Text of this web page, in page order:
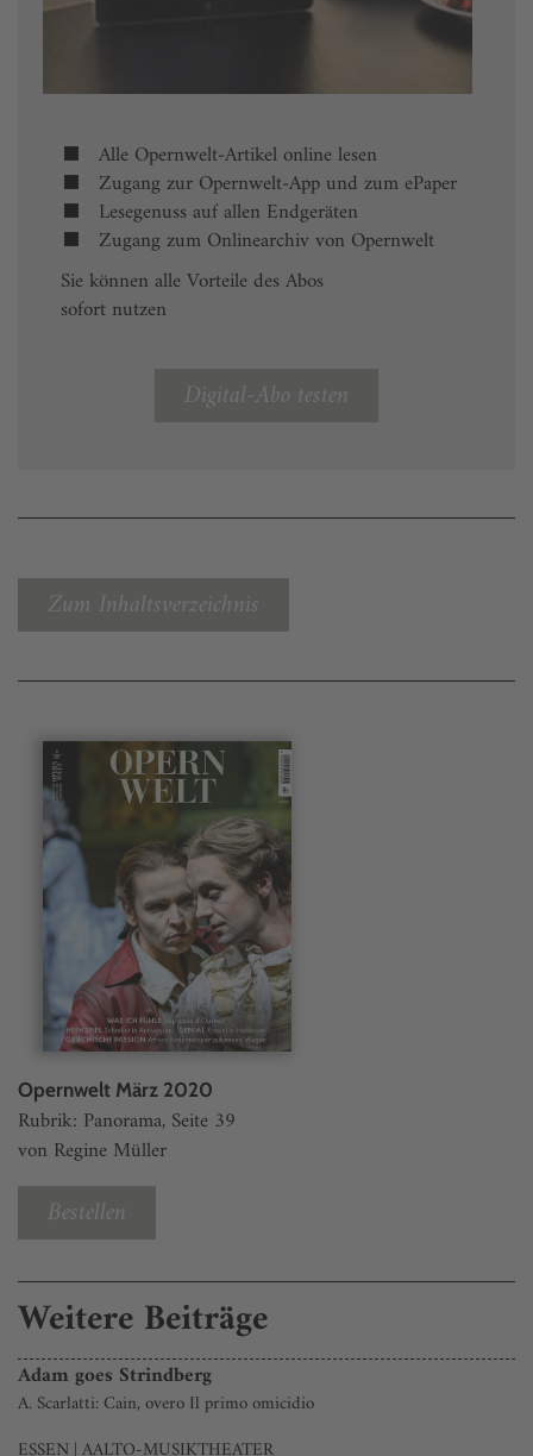
Alle Opernwelt-Artikel online lesen
Zugang zur Opernwelt-App und zum ePaper
Lesegenuss auf allen Endgeräten
Zugang zum Onlinearchiv von Opernwelt
Sie können alle Vorteile des Abos
sofort nutzen
Digital-Abo testen
Zum Inhaltsverzeichnis
Opernwelt März 2020
Rubrik: Panorama, Seite 39
von Regine Müller
Bestellen
Weitere Beiträge
Adam goes Strindberg
A. Scarlatti: Cain, overo Il primo omicidio